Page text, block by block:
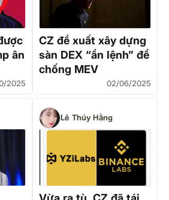
ân
2025
CZ đề xuất xây dựng
sàn DEX “ẩn lệnh” để
chống MEV
02/06/2025
Lê Thúy Hằng